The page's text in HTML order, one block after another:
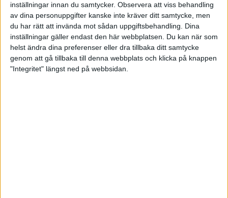
inställningar innan du samtycker. Observera att viss behandling
av dina personuppgifter kanske inte kräver ditt samtycke, men
du har rätt att invända mot sådan uppgiftsbehandling. Dina
inställningar gäller endast den här webbplatsen. Du kan när som
helst ändra dina preferenser eller dra tillbaka ditt samtycke
genom att gå tillbaka till denna webbplats och klicka på knappen
"Integritet" längst ned på webbsidan.
Intresset ökar för Lidingöloppet
26 jun 1998
Värmemara
väntarvärldsmästaraspiranter
24 jun 1998